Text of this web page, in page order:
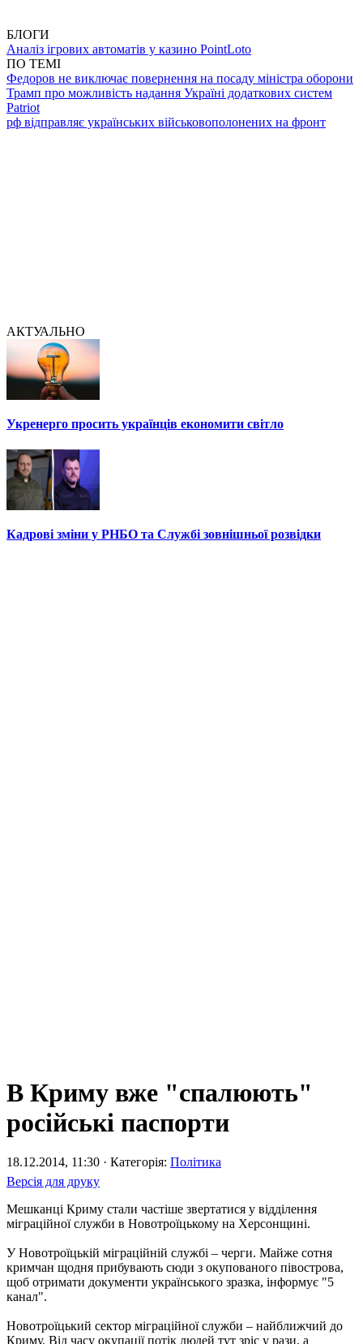
БЛОГИ
Аналіз ігрових автоматів у казино PointLoto
ПО ТЕМІ
Федоров не виключає повернення на посаду міністра оборони
Трамп про можливість надання Україні додаткових систем
Patriot
рф відправляє українських військовополонених на фронт
АКТУАЛЬНО
Укренерго просить українців економити світло
Кадрові зміни у РНБО та Службі зовнішньої розвідки
В Криму вже "спалюють"
російські паспорти
18.12.2014, 11:30 · Категорія: Політика
Версія для друку
Мешканці Криму стали частіше звертатися у відділення
міграційної служби в Новотроїцькому на Херсонщині.
У Новотроїцькій міграційній службі – черги. Майже сотня
кримчан щодня прибувають сюди з окупованого півострова,
щоб отримати документи українського зразка, інформує "5
канал".
Новотроїцький сектор міграційної служби – найближчий до
Криму. Від часу окупації потік людей тут зріс у рази, а